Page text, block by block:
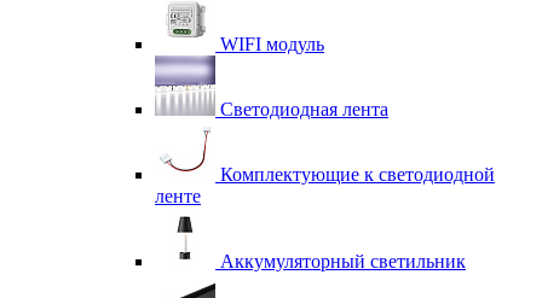
WIFI модуль
Светодиодная лента
Комплектующие к светодиодной
ленте
Аккумуляторный светильник